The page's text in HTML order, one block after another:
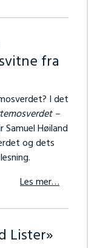
fra
I det
–
Samuel Høiland
og dets
Les mer…
Lister»